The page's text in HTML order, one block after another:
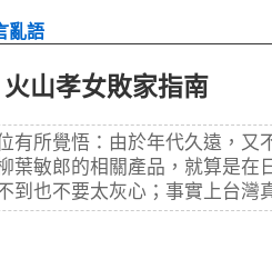
亂語
火山孝女敗家指南
有所覺悟：由於年代久遠，又
葉敏郎的相關產品，就算是在
到也不要太灰心；事實上台灣